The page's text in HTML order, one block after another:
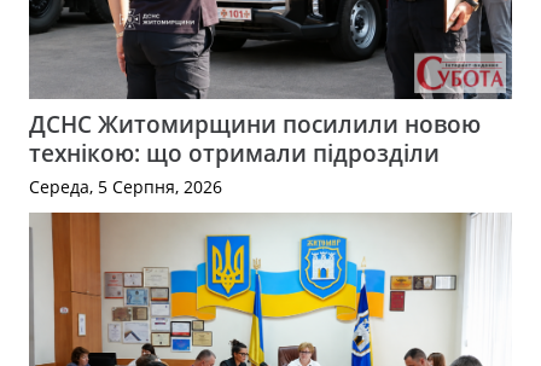
ДСНС Житомирщини посилили новою
технікою: що отримали підрозділи
Середа, 5 Серпня, 2026